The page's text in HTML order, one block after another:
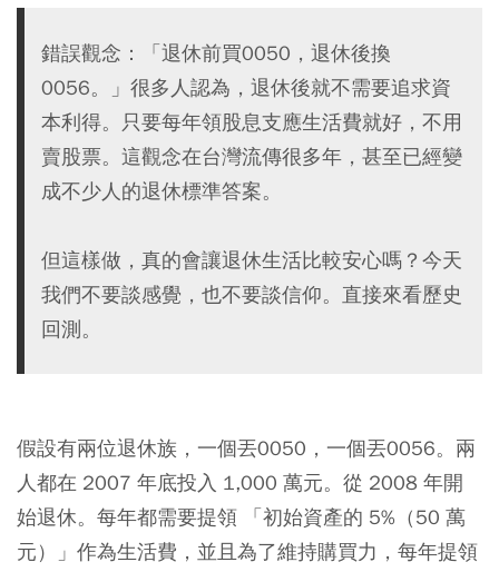
錯誤觀念：「退休前買0050，退休後換
0056。」很多人認為，退休後就不需要追求資
本利得。只要每年領股息支應生活費就好，不用
賣股票。這觀念在台灣流傳很多年，甚至已經變
成不少人的退休標準答案。
但這樣做，真的會讓退休生活比較安心嗎？今天
我們不要談感覺，也不要談信仰。直接來看歷史
回測。
假設有兩位退休族，一個丟0050 ，一個丟0056。兩
人都在 2007 年底投入 1,000 萬元。從 2008 年開
始退休。每年都需要提領 「初始資產的 5%（50 萬
元）」作為生活費，並且為了維持購買力，每年提領